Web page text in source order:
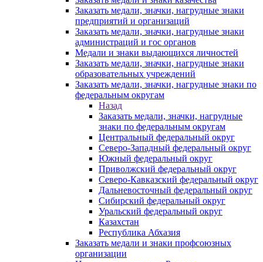
Заказать медали, значки, нагрудные знаки
предприятий и организаций
Заказать медали, значки, нагрудные знаки
администраций и гос органов
Медали и знаки выдающихся личностей
Заказать медали, значки, нагрудные знаки
образовательных учреждений
Заказать медали, значки, нагрудные знаки по
федеральным округам
Назад
Заказать медали, значки, нагрудные
знаки по федеральным округам
Центральный федеральный округ
Северо-Западный федеральный округ
Южный федеральный округ
Приволжский федеральный округ
Северо-Кавказский федеральный округ
Дальневосточный федеральный округ
Сибирский федеральный округ
Уральский федеральный округ
Казахстан
Республика Абхазия
Заказать медали и знаки профсоюзных
организации